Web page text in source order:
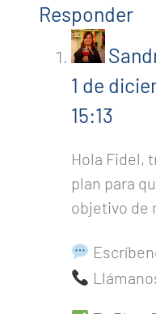
Responder
1 de
15:13
Hola Fidel,
plan para
objetivo de